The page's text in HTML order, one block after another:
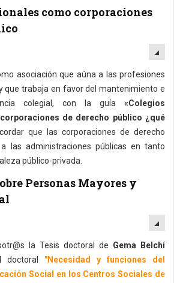
como corporaciones
asociación que aúna a las profesiones
que trabaja en favor del mantenimiento e
colegial, con la guía «Colegios
de derecho público ¿qué
que las corporaciones de derecho
las administraciones públicas en tanto
público-privada.
Personas Mayores y
la Tesis doctoral de Gema Belchí
doctoral "Necesidad y funciones del
Social en los Centros Sociales de